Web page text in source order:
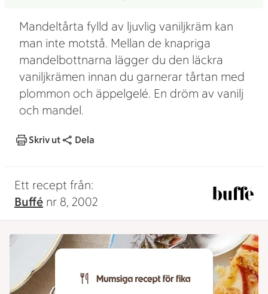
Mandeltårta fylld av ljuvlig vaniljkräm kan
man inte motstå. Mellan de knapriga
mandelbottnarna lägger du den läckra
vaniljkrämen innan du garnerar tårtan med
plommon och äppelgelé. En dröm av vanilj
och mandel.
Skriv ut Dela
Ett recept från:
Buffé nr 8, 2002